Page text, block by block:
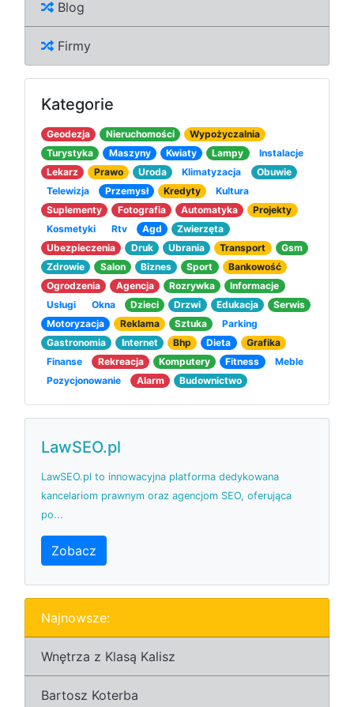
Blog
Firmy
Kategorie
Geodezja Nieruchomości
Wypożyczalnia
Turystyka
Maszyny Kwiaty Lampy
Instalacje
Lekarz
Prawo Uroda Klimatyzacja
Obuwie
Telewizja
Przemysł Kredyty
Kultura
Suplementy
Fotografia Automatyka
Projekty
Kosmetyki
Rtv Agd
Zwierzęta
Ubezpieczenia
Druk Ubrania Transport
Gsm
Zdrowie
Salon Biznes Sport
Bankowość
Ogrodzenia
Agencja Rozrywka
Informacje
Usługi
Okna Dzieci Drzwi Edukacja
Serwis
Motoryzacja
Reklama Sztuka
Parking
Gastronomia
Internet Bhp Dieta
Grafika
Finanse
Rekreacja Komputery Fitness
Meble
Pozycjonowanie
Alarm Budownictwo
LawSEO.pl
LawSEO.pl to innowacyjna platforma dedykowana
kancelariom prawnym oraz agencjom SEO, oferująca
po...
Zobacz
Najnowsze:
Wnętrza z Klasą Kalisz
Bartosz Koterba